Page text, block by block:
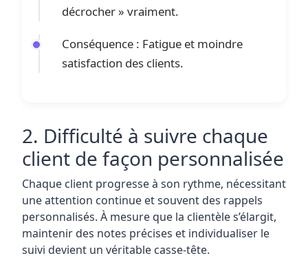
décrocher » vraiment.
Conséquence : Fatigue et moindre
satisfaction des clients.
2. Difficulté à suivre chaque
client de façon personnalisée
Chaque client progresse à son rythme, nécessitant
une attention continue et souvent des rappels
personnalisés. À mesure que la clientèle s’élargit,
maintenir des notes précises et individualiser le
suivi devient un véritable casse-tête.